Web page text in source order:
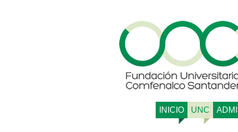
INICIO UNC